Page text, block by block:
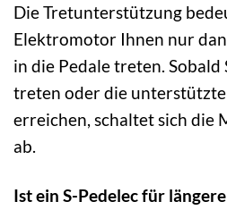
Die Tretunterstützung
Elektromotor Ihnen nur
in die Pedale treten. Sobald
treten oder die
erreichen, schaltet sich
ab.
Ist ein S-Pedelec für